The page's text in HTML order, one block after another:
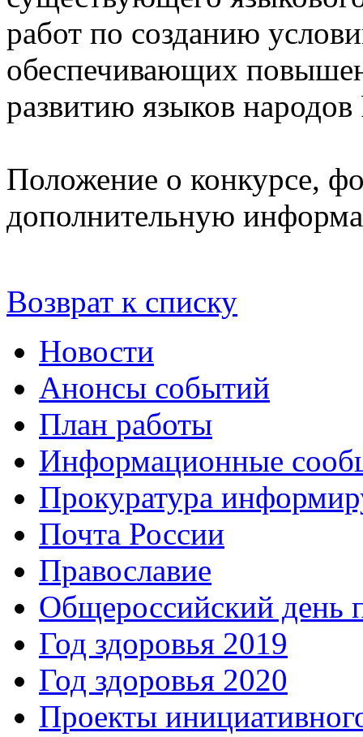
работ по созданию
обеспечивающих
развитию языков
Положение о конкурсе,
дополнительную
Возврат к списку
Новости
Анонсы событий
План работы
Информационные
Прокуратура
Почта России
Православие
Общероссийский день
Год здоровья 2019
Год здоровья 2020
Проекты